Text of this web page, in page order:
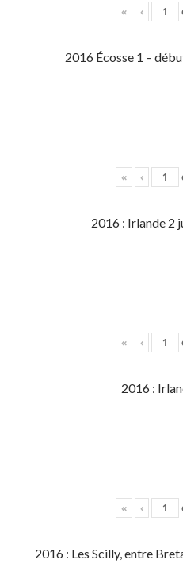
« ‹
2016 Écosse 1 –
« ‹
2016 : Irlande 2
« ‹
2016 :
« ‹
2016 : Les Scilly, entre